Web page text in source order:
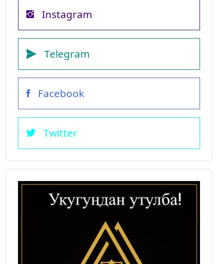
Instagram
Telegram
Facebook
Twitter